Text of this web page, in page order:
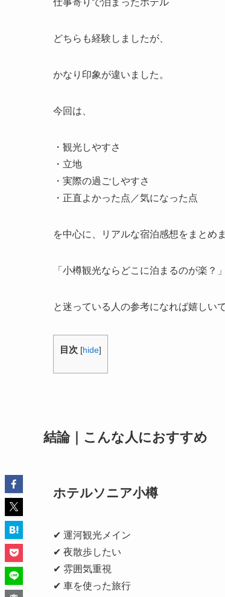
仕事寄りで泊まったホテル
どちらも経験しましたが、
かなり印象が違いました。
今回は、
・観光しやすさ
・立地
・実際の過ごしやすさ
・正直よかった点／気になった点
を中心に、リアルな宿泊感想をまとめま
「小樽観光ならどこに泊まるのが楽？」
と迷っている人の参考になれば嬉しいで
目次 [hide]
結論｜こんな人におすすめ
ホテルソニア小樽
✔ 運河観光メイン
✔ 夜散歩したい
✔ 雰囲気重視
✔ 車を使った旅行